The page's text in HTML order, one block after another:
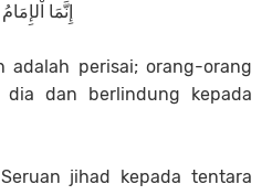
إِنَّمَا
adalah perisai; orang-orang
dia dan berlindung kepada
jihad kepada tentara